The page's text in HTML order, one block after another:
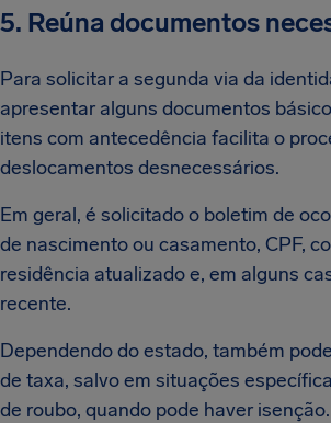
5. Reúna documentos
Para solicitar a segunda via da
apresentar alguns documentos
itens com antecedência facilita o
deslocamentos desnecessários.
Em geral, é solicitado o boletim de
de nascimento ou casamento, CPF,
residência atualizado e, em alguns
recente.
Dependendo do estado, também
de taxa, salvo em situações
de roubo, quando pode haver